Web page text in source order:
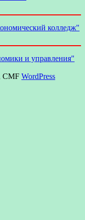
колледж"
и управления"
CMF WordPress